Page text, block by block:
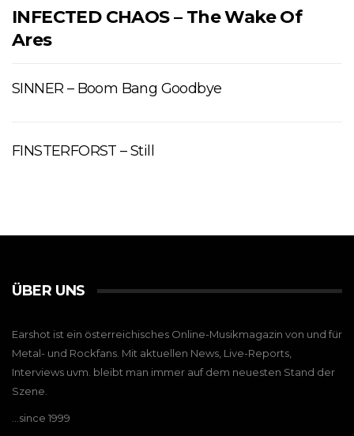
INFECTED CHAOS – The Wake Of
Ares
SINNER – Boom Bang Goodbye
FINSTERFORST – Still
ÜBER UNS
Earshot ist ein österreichisches Online-Musikmagazin von und für
Metal- und Rockfans. Mit aktuellen News, Live-Reports,
Interviews uvm. bleibt man immer auf dem neuesten Stand der
Szene.
…since 1999